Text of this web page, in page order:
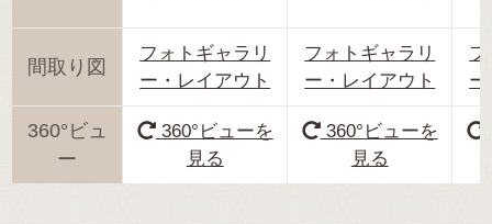
間取り図
フォトギャラリ
ー・レイアウト
フォトギャラリ
ー・レイアウト
360°ビュ
ー
360°ビューを
見る
360°ビューを
見る